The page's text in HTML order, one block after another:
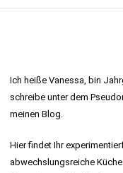
Ich heiße Vanessa, bin
schreibe unter dem
meinen Blog.
Hier findet Ihr
abwechslungsreiche